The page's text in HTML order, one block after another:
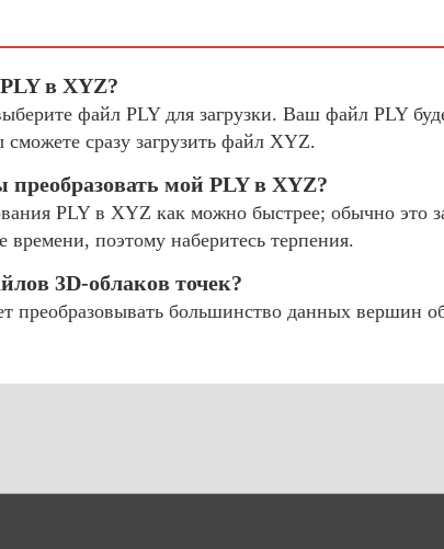
в XYZ?
файл PLY для загрузки. Ваш файл PLY
сразу загрузить файл XYZ.
преобразовать мой PLY в XYZ?
PLY в XYZ как можно быстрее; обычно это
поэтому наберитесь терпения.
3D-облаков точек?
преобразовывать большинство данных вершин